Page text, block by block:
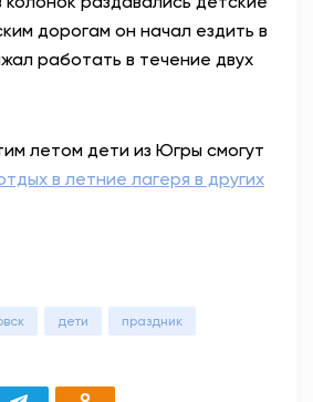
дорогам он начал ездить в
работать в течение двух
летом дети из Югры смогут
в летние лагеря в других
дети праздник